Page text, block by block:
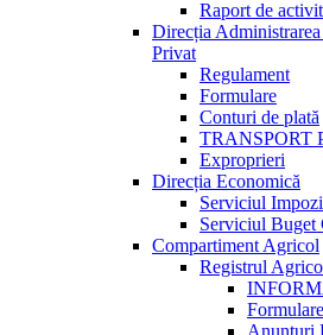
Raport de
Direcția
Privat
Regulament
Formulare
Conturi de plată
TRANSPORT
Exproprieri
Direcția Economică
Serviciul
Serviciul Buget
Compartiment Agricol
Registrul
Anunțuri